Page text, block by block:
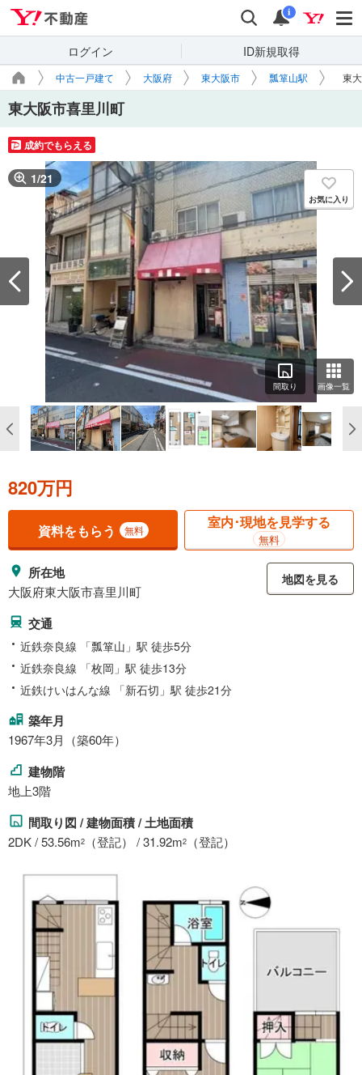
検索 通知
i
ログイン ID新規取得
中古一戸建て 大阪府 東大阪市 瓢箪山駅 東
東大阪市喜里川町
成約でもらえる
1/21
お気に入り
間取り 画像一覧
820万円
資料をもらう 無料 室内･現地を見学する
無料
所在地
大阪府東大阪市喜里川町
地図を見る
交通
近鉄奈良線 「瓢箪山」駅 徒歩5分
近鉄奈良線 「枚岡」駅 徒歩13分
近鉄けいはんな線 「新石切」駅 徒歩21分
築年月
1967年3月（築60年）
建物階
地上3階
間取り図 / 建物面積 / 土地面積
2DK / 53.56m2 （登記） / 31.92m2 （登記）